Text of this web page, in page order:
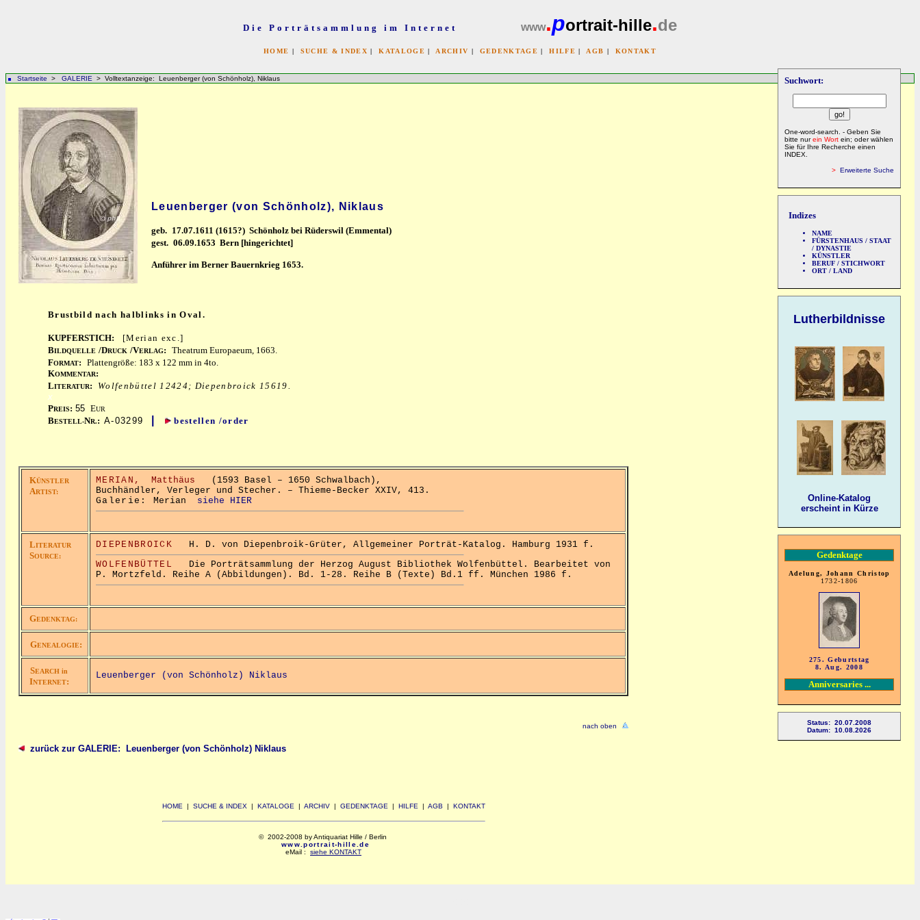
Die Porträtsammlung im Internet www.portrait-hille.de
HOME | SUCHE & INDEX |KATALOGE | ARCHIV | GEDENKTAGE |HILFE | AGB | KONTAKT
Suchwort:
One-word-search. - Geben Sie
bitte nurein Wort ein; oder wählen
Sie für Ihre Recherche einen
INDEX.
> Erweiterte Suche
Indizes
NAME
FÜRSTENHAUS / STAAT
/ DYNASTIE
KÜNSTLER
BERUF / STICHWORT
ORT / LAND
Lutherbildnisse
Online-Katalog
erscheint in Kürze
Gedenktage
Adelung, Johann Christop
1732-1806
275. Geburtstag
8. Aug. 2008
Anniversaries ...
Status: 20.07.2008
Datum: 10.08.2026
Startseite > GALERIE > Volltextanzeige: Leuenberger (von Schönholz), Niklaus
Leuenberger (von Schönholz), Niklaus
geb. 17.07.1611 (1615?) Schönholz bei Rüderswil (Emmental)
gest. 06.09.1653 Bern [hingerichtet]
Anführer im Berner Bauernkrieg 1653.
Brustbild nach halblinks in Oval.
KUPFERSTICH:
[Merian exc.]
BILDQUELLE /DRUCK /VERLAG: Theatrum Europaeum, 1663.
FORMAT: Plattengröße: 183 x 122 mm in 4to.
KOMMENTAR:
LITERATUR:
Wolfenbüttel 12424; Diepenbroick 15619.
x
PREIS: 55 EUR
BESTELL-NR.: A-03299 | bestellen /order
KÜNSTLER
ARTIST:
MERIAN, Matthäus (1593 Basel – 1650 Schwalbach),
Buchhändler, Verleger und Stecher. – Thieme-Becker XXIV, 413.
Galerie: Merian siehe HIER
LITERATUR
SOURCE:
DIEPENBROICK H. D. von Diepenbroik-Grüter, Allgemeiner Porträt-Katalog. Hamburg 1931 f.
WOLFENBÜTTEL
Die Porträtsammlung der Herzog August Bibliothek Wolfenbüttel. Bearbeitet von
P. Mortzfeld. Reihe A (Abbildungen). Bd. 1-28. Reihe B (Texte) Bd.1 ff. München 1986 f.
GEDENKTAG:
GENEALOGIE:
SEARCH in
INTERNET:
Leuenberger (von Schönholz) Niklaus
nach oben
zurück zur GALERIE: Leuenberger (von Schönholz) Niklaus
HOME | SUCHE & INDEX | KATALOGE | ARCHIV| GEDENKTAGE | HILFE | AGB | KONTAKT
© 2002-2008 by Antiquariat Hille / Berlin
www.portrait-hille.de
eMail : siehe KONTAKT